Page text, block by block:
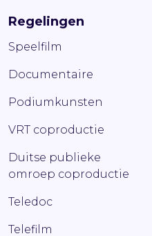
Regelingen
Speelfilm
Documentaire
Podiumkunsten
VRT coproductie
Duitse publieke
omroep coproductie
Teledoc
Telefilm